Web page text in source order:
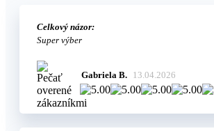
Celkový názor:
Super výber
Gabriela B. 13.04.2026